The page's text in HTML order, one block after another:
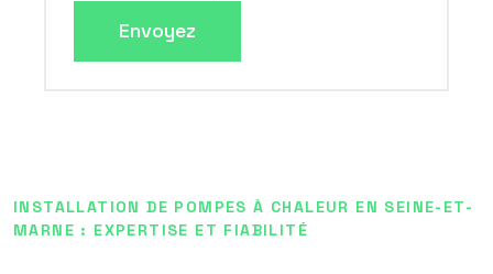
Envoyez
INSTALLATION DE POMPES À CHALEUR EN SEINE-ET-
MARNE : EXPERTISE ET FIABILITÉ